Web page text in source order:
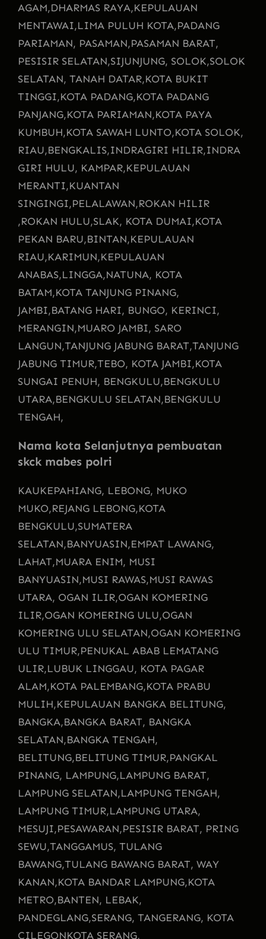
AGAM,DHARMAS RAYA,KEPULAUAN
MENTAWAI,LIMA PULUH KOTA,PADANG
PARIAMAN, PASAMAN,PASAMAN BARAT,
PESISIR SELATAN,SIJUNJUNG, SOLOK,SOLOK
SELATAN, TANAH DATAR,KOTA BUKIT
TINGGI,KOTA PADANG,KOTA PADANG
PANJANG,KOTA PARIAMAN,KOTA PAYA
KUMBUH,KOTA SAWAH LUNTO,KOTA SOLOK,
RIAU,BENGKALIS,INDRAGIRI HILIR,INDRA
GIRI HULU, KAMPAR,KEPULAUAN
MERANTI,KUANTAN
SINGINGI,PELALAWAN,ROKAN HILIR
,ROKAN HULU,SLAK, KOTA DUMAI,KOTA
PEKAN BARU,BINTAN,KEPULAUAN
RIAU,KARIMUN,KEPULAUAN
ANABAS,LINGGA,NATUNA, KOTA
BATAM,KOTA TANJUNG PINANG,
JAMBI,BATANG HARI, BUNGO, KERINCI,
MERANGIN,MUARO JAMBI, SARO
LANGUN,TANJUNG JABUNG BARAT,TANJUNG
JABUNG TIMUR,TEBO, KOTA JAMBI,KOTA
SUNGAI PENUH, BENGKULU,BENGKULU
UTARA,BENGKULU SELATAN,BENGKULU
TENGAH,
Nama kota Selanjutnya pembuatan
skck mabes polri
KAUKEPAHIANG, LEBONG, MUKO
MUKO,REJANG LEBONG,KOTA
BENGKULU,SUMATERA
SELATAN,BANYUASIN,EMPAT LAWANG,
LAHAT,MUARA ENIM, MUSI
BANYUASIN,MUSI RAWAS,MUSI RAWAS
UTARA, OGAN ILIR,OGAN KOMERING
ILIR,OGAN KOMERING ULU,OGAN
KOMERING ULU SELATAN,OGAN KOMERING
ULU TIMUR,PENUKAL ABAB LEMATANG
ULIR,LUBUK LINGGAU, KOTA PAGAR
ALAM,KOTA PALEMBANG,KOTA PRABU
MULIH,KEPULAUAN BANGKA BELITUNG,
BANGKA,BANGKA BARAT, BANGKA
SELATAN,BANGKA TENGAH,
BELITUNG,BELITUNG TIMUR,PANGKAL
PINANG, LAMPUNG,LAMPUNG BARAT,
LAMPUNG SELATAN,LAMPUNG TENGAH,
LAMPUNG TIMUR,LAMPUNG UTARA,
MESUJI,PESAWARAN,PESISIR BARAT, PRING
SEWU,TANGGAMUS, TULANG
BAWANG,TULANG BAWANG BARAT, WAY
KANAN,KOTA BANDAR LAMPUNG,KOTA
METRO,BANTEN, LEBAK,
PANDEGLANG,SERANG, TANGERANG, KOTA
CILEGONKOTA SERANG,